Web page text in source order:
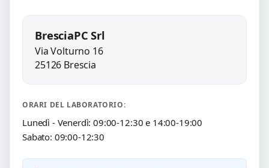
BresciaPC Srl
Via Volturno 16
25126 Brescia
ORARI DEL LABORATORIO:
Lunedì - Venerdì: 09:00-12:30 e 14:00-19:00
Sabato: 09:00-12:30